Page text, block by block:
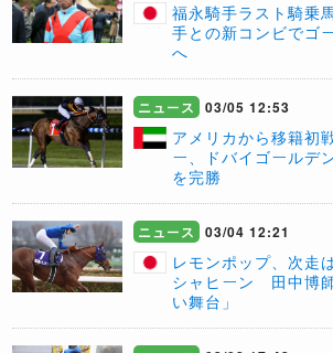
福永騎手ラスト騎乗
手との新コンビでゴ
へ
ニュース 03/05 12:53
アメリカから移籍初
ー、ドバイゴールデ
を完勝
ニュース 03/04 12:21
レモンポップ、次走
シャヒーン 田中博
い舞台」